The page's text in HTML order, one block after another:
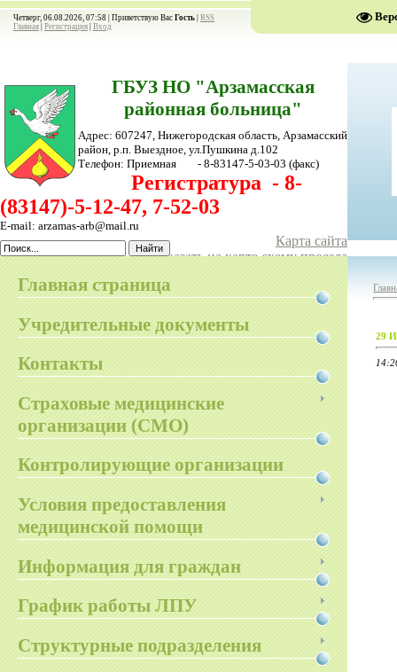
Четверг, 06.08.2026, 07:58 | Приветствую Вас Гость RSS
Главная Регистрация Вход
ГБУЗ НО "Арзамасская
районная больница"
Адрес: 607247, Нижегородская область, Арзамасский
район, р.п. Выездное, ул.Пушкина д.102
Телефон: Приемная - 8-83147-5-03-03 (факс)
Регистратура - 8-
(83147)-5-12-47, 7-52-03
E-mail: arzamas-arb@mail.ru
Карта сайта
Показать на карте схему проезда
Главная страница
Учредительные документы
Контакты
Страховые медицинские
организации (СМО)
Контролирующие организации
Условия предоставления
медицинской помощи
Информация для граждан
График работы ЛПУ
Структурные подразделения
29